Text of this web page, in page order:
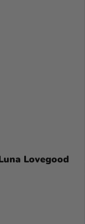
Lovegood